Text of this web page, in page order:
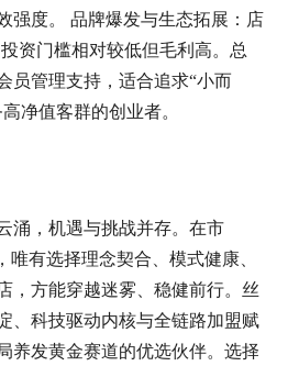
强度。 品牌爆发与生态拓展：店
资门槛相对较低但毛利高。总
员管理支持，适合追求“小而
净值客群的创业者。
涌，机遇与挑战并存。在市
唯有选择理念契合、模式健康、
，方能穿越迷雾、稳健前行。丝
、科技驱动内核与全链路加盟赋
养发黄金赛道的优选伙伴。选择